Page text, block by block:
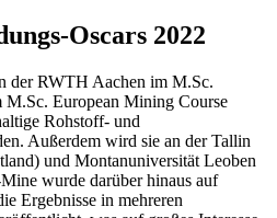
Oscars 2022
der RWTH Aachen im M.Sc.
M.Sc. European Mining Course
Rohstoff- und
Außerdem wird sie an der Tallin
und Montanuniversität Leoben
wurde darüber hinaus auf
Ergebnisse in mehreren